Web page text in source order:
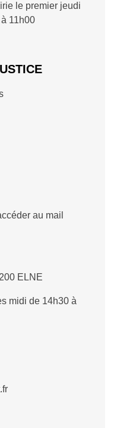
le premier jeudi
11h00
au mail
ELNE
midi de 14h30 à